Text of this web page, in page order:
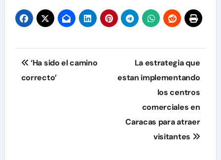
Navegación
de
‘Ha sido el camino
correcto’
La estrategia que
estan implementando
los centros
comerciales en
Caracas para atraer
visitantes